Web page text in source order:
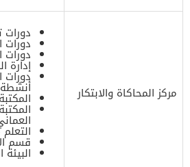
مركز المحاكاة والابتكار
دورات
دورات
إدارة
دورات
أنشطة
قسم
البيئة